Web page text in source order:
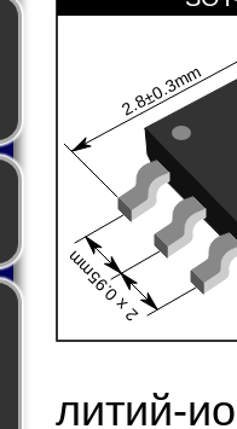
2.8±0.3mm
2 x 0.95mm
литий-